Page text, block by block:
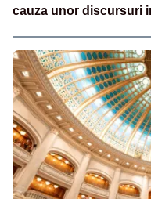
cauza unor discursuri